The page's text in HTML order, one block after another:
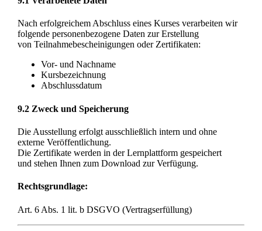
Nach erfolgreichem Abschluss eines Kurses verarbeiten wir
folgende personenbezogene Daten zur Erstellung
von Teilnahmebescheinigungen oder Zertifikaten:
Vor- und Nachname
Kursbezeichnung
Abschlussdatum
9.2 Zweck und Speicherung
Die Ausstellung erfolgt ausschließlich intern und ohne
externe Veröffentlichung.
Die Zertifikate werden in der Lernplattform gespeichert
und stehen Ihnen zum Download zur Verfügung.
Rechtsgrundlage:
Art. 6 Abs. 1 lit. b DSGVO (Vertragserfüllung)